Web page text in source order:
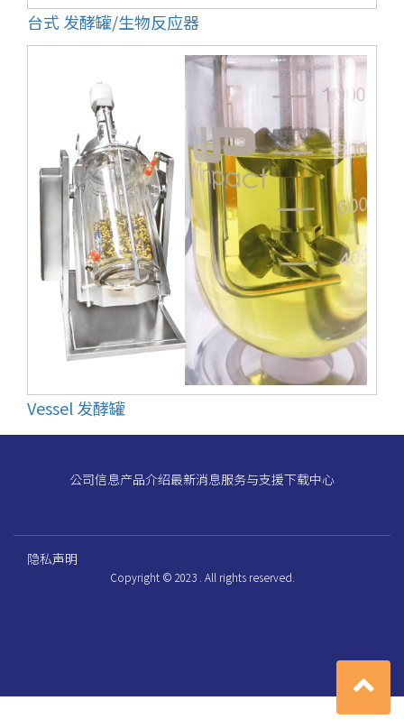
台式 发酵罐/生物反应器
Vessel 发酵罐
公司信息产品介绍最新消息服务与支援下载中心
隐私声明
Copyright © 2023 . All rights reserved.